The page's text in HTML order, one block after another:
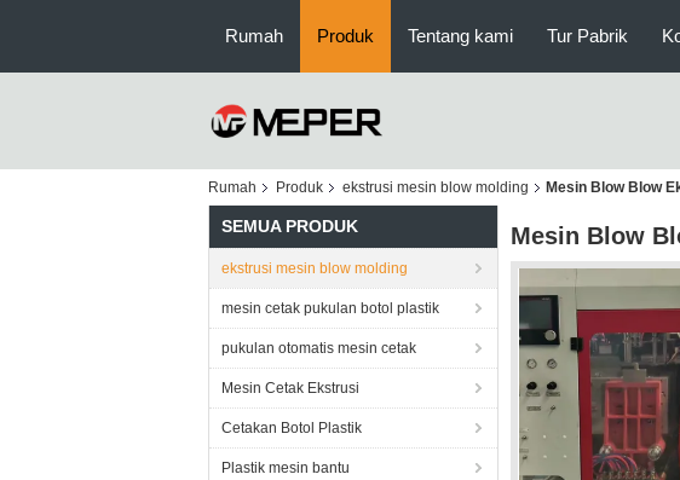
Rumah Produk Tentang kami Tur Pabrik
Rumah Produk ekstrusi mesin blow molding Mesin Blow Blow
SEMUA PRODUK
ekstrusi mesin blow molding
mesin cetak pukulan botol plastik
pukulan otomatis mesin cetak
Mesin Cetak Ekstrusi
Cetakan Botol Plastik
Plastik mesin bantu
Mesin Blow